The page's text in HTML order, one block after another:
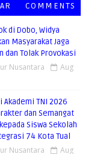
COMMENTS
di Dobo, Widya
Masyarakat Jaga
dan Tolak Provokasi
Nusantara
Aug
Akademi TNI 2026
dan Semangat
Siswa Sekolah
74 Kota Tual
Nusantara Aug